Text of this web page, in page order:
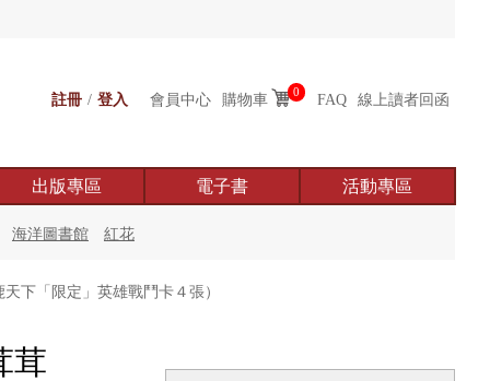
註冊 / 登入 會員中心 購物車 0 FAQ 線上讀者回函
出版專區 電子書 活動專區
海洋圖書館 紅花
下「限定」英雄戰鬥卡４張）
茸